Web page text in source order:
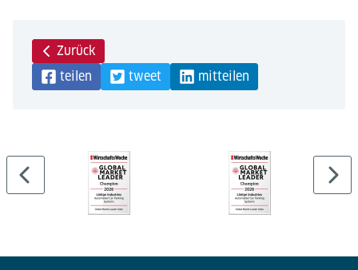
Zurück
teilen
tweet mitteilen